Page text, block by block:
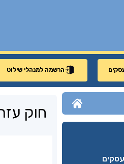
הרשמה למנהלי שילוט
חוק